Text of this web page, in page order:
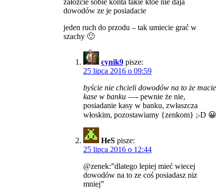
założcie sobie konta takie któe nie daja
dowodów ze je posiadacie
jeden ruch do przodu – tak umiecie grać w
szachy 🙂
cynik9 pisze:
25 lipca 2016 o 09:59
byście nie chcieli dowodów na to że macie
kase w banku —- pewnie że nie,
posiadanie kasy w banku, zwłaszcza
włoskim, pozostawiamy {zenkom} ;-D 😀
HeS pisze:
25 lipca 2016 o 12:44
@zenek:”dlatego lepiej mieć wiecej
dowodów na to ze coś posiadasz niz
mniej”